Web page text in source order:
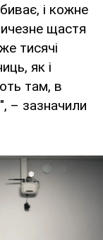
і кожне
щастя
тисячі
як і
там, в
– зазначили